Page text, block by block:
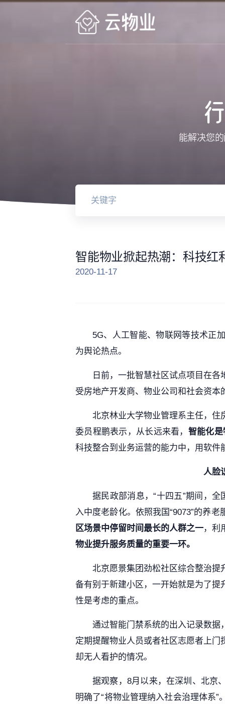
能解决您
智能物业掀起热潮：科技红
2020-11-17
5G、人工智能、物联网等技术正
为舆论热点。
日前，一批智慧社区试点项目在
受房地产开发商、物业公司和社会资本
北京林业大学物业管理系主任，
委员程鹏表示，从长远来看， 智能化
科技整合到业务运营的能力中，用软件
人脸
据民政部消息，“十四五”期间，
入中度老龄化。依照我国“9073”的养
区场景中停留时间最长的人群之一，利
物业提升服务质量的重要一环。
北京愿景集团劲松社区综合整治
备有别于新建小区，一开始就是为了
性是考虑的重点。
通过智能门禁系统的出入记录数
定期提醒物业人员或者社区志愿者上
却无人看护的情况。
据观察，8月以来，在深圳、北京
明确了“将物业管理纳入社会治理体系